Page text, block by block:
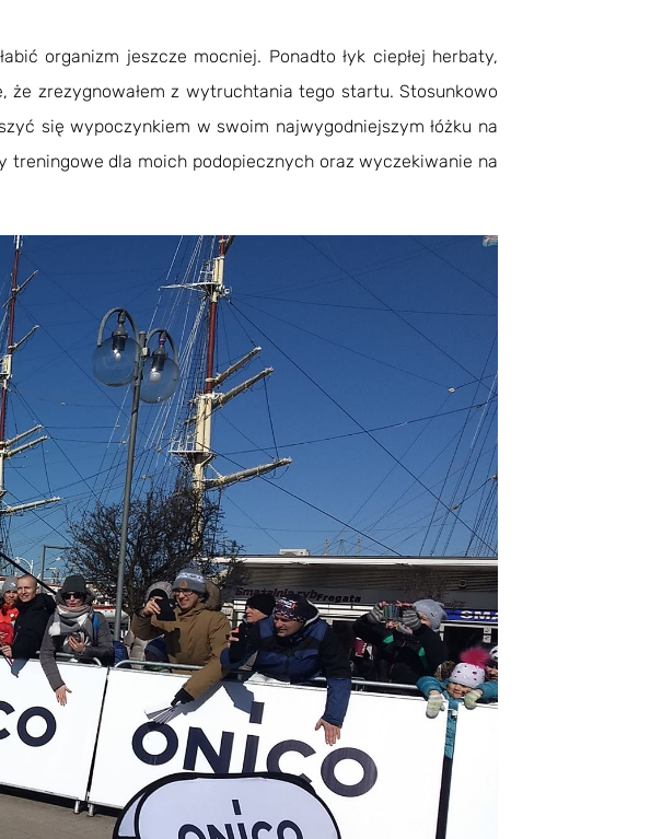
organizm jeszcze mocniej. Ponadto łyk ciepłej herbaty,
że zrezygnowałem z wytruchtania tego startu. Stosunkowo
się wypoczynkiem w swoim najwygodniejszym łóżku na
treningowe dla moich podopiecznych oraz wyczekiwanie na